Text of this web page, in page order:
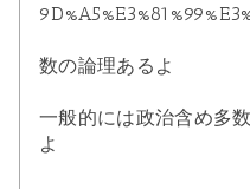
数の論理あるよ
一般的には政治含め多
よ